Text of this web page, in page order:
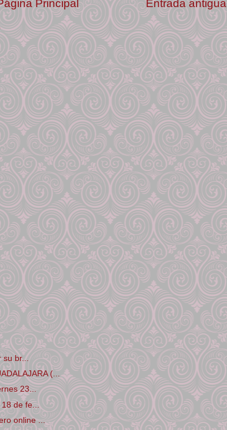
Entrada antigua
Principal
su br...
(...
23...
de fe...
online ...